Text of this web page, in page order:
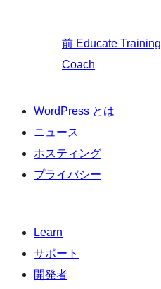
前 Educate Training
Coach
WordPress とは
ニュース
ホスティング
プライバシー
Learn
サポート
開発者